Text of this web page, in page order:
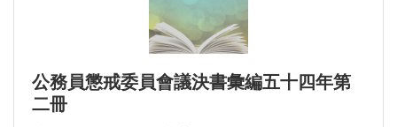
公務員懲戒委員會議決書彙編五十四年第
二冊